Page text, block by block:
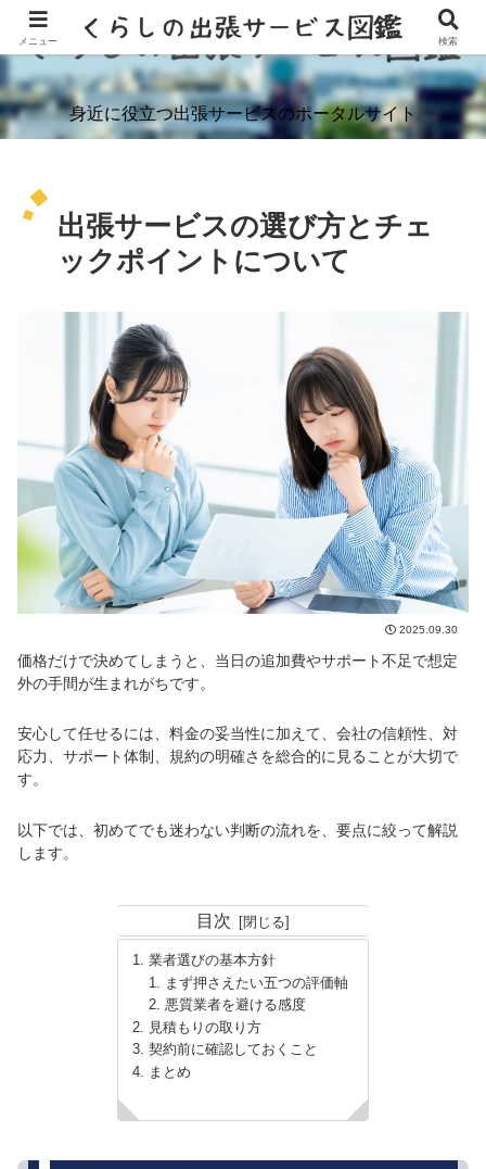
身近に役立つ出張サービスのポータルサイト
出張サービスの選び方とチェ
ックポイントについて
2025.09.30
価格だけで決めてしまうと、当日の追加費やサポート不足で想定
外の手間が生まれがちです。
安心して任せるには、料金の妥当性に加えて、会社の信頼性、対
応力、サポート体制、規約の明確さを総合的に見ることが大切で
す。
以下では、初めてでも迷わない判断の流れを、要点に絞って解説
します。
目次
業者選びの基本方針
まず押さえたい五つの評価軸
悪質業者を避ける感度
見積もりの取り方
契約前に確認しておくこと
まとめ
メニュー 検索